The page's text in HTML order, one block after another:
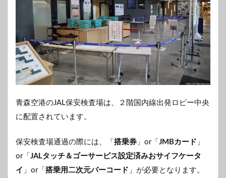
青森空港のJAL保安検査場は、２階国内線出発ロビー中央
に配置されています。
保安検査場通過の際には、「 搭乗券 」or「 JMBカード 」
or「 JALタッチ＆ゴーサービス設定済みおサイフケータ
イ 」or「 搭乗用二次元バーコード 」が必要となります。